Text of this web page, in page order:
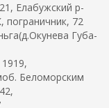
Елабужский р-
72
Губа-
Беломорским